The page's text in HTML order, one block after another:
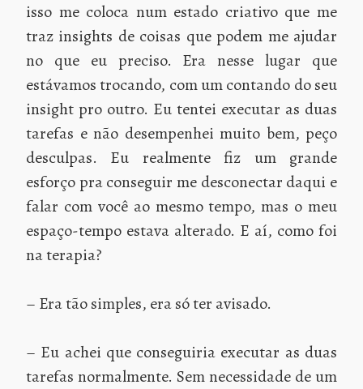
isso me coloca num estado criativo que me
traz insights de coisas que podem me ajudar
no que eu preciso. Era nesse lugar que
estávamos trocando, com um contando do seu
insight pro outro. Eu tentei executar as duas
tarefas e não desempenhei muito bem, peço
desculpas. Eu realmente fiz um grande
esforço pra conseguir me desconectar daqui e
falar com você ao mesmo tempo, mas o meu
espaço-tempo estava alterado. E aí, como foi
na terapia?
– Era tão simples, era só ter avisado.
– Eu achei que conseguiria executar as duas
tarefas normalmente. Sem necessidade de um